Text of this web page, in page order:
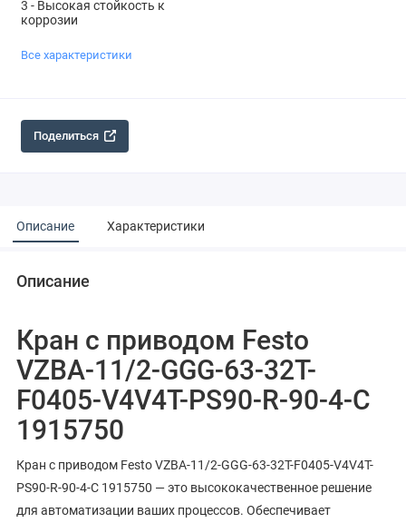
3 - Высокая стойкость к
коррозии
Все характеристики
Поделиться
Описание Характеристики
Описание
Кран с приводом Festo
VZBA-11/2-GGG-63-32T-
F0405-V4V4T-PS90-R-90-4-C
1915750
Кран с приводом Festo VZBA-11/2-GGG-63-32T-F0405-V4V4T-
PS90-R-90-4-C 1915750 — это высококачественное решение
для автоматизации ваших процессов. Обеспечивает